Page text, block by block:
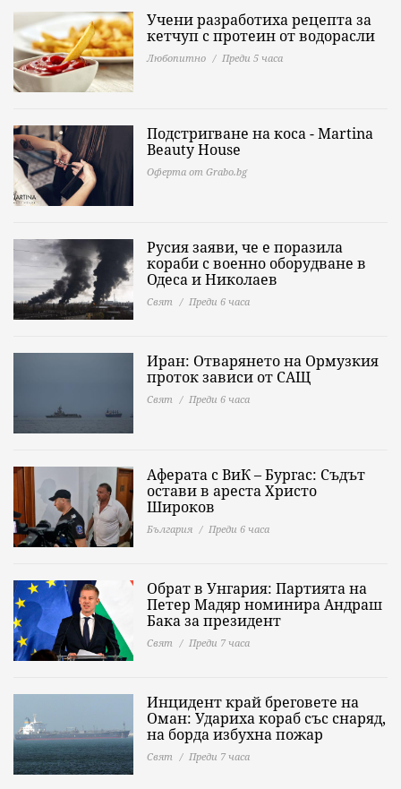
Учени разработиха рецепта за
кетчуп с протеин от водорасли
Любопитно Преди 5 часа
Подстригване на коса - Martina
Beauty House
Оферта от Grabo.bg
Русия заяви, че е поразила
кораби с военно оборудване в
Одеса и Николаев
Свят Преди 6 часа
Иран: Отварянето на Ормузкия
проток зависи от САЩ
Свят Преди 6 часа
Аферата с ВиК – Бургас: Съдът
остави в ареста Христо
Широков
България Преди 6 часа
Обрат в Унгария: Партията на
Петер Мадяр номинира Андраш
Бака за президент
Свят Преди 7 часа
Инцидент край бреговете на
Оман: Удариха кораб със снаряд,
на борда избухна пожар
Свят Преди 7 часа